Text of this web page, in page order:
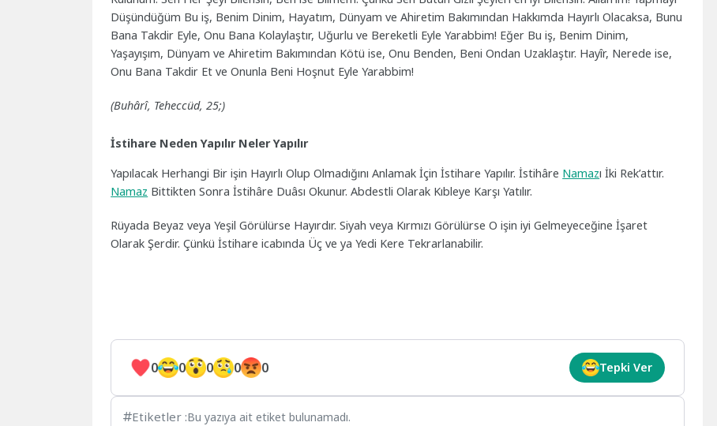
Düşündüğüm Bu iş, Benim Dinim, Hayatım, Dünyam ve Ahiretim Bakımından Hakkımda Hayırlı Olacaksa, Bunu
Bana Takdir Eyle, Onu Bana Kolaylaştır, Uğurlu ve Bereketli Eyle Yarabbim! Eğer Bu iş, Benim Dinim,
Yaşayışım, Dünyam ve Ahiretim Bakımından Kötü ise, Onu Benden, Beni Ondan Uzaklaştır. Hayîr, Nerede ise,
Onu Bana Takdir Et ve Onunla Beni Hoşnut Eyle Yarabbim!
(Buhârî, Teheccüd, 25;)
İstihare Neden Yapılır Neler Yapılır
Yapılacak Herhangi Bir işin Hayırlı Olup Olmadığını Anlamak İçin İstihare Yapılır. İstihâre Namazı İki Rek’attır.
Namaz Bittikten Sonra İstihâre Duâsı Okunur. Abdestli Olarak Kıbleye Karşı Yatılır.
Rüyada Beyaz veya Yeşil Görülürse Hayırdır. Siyah veya Kırmızı Görülürse O işin iyi Gelmeyeceğine İşaret
Olarak Şerdir. Çünkü İstihare icabında Üç ve ya Yedi Kere Tekrarlanabilir.
0 0 0 0 0 Tepki Ver
Etiketler :Bu yazıya ait etiket bulunamadı.